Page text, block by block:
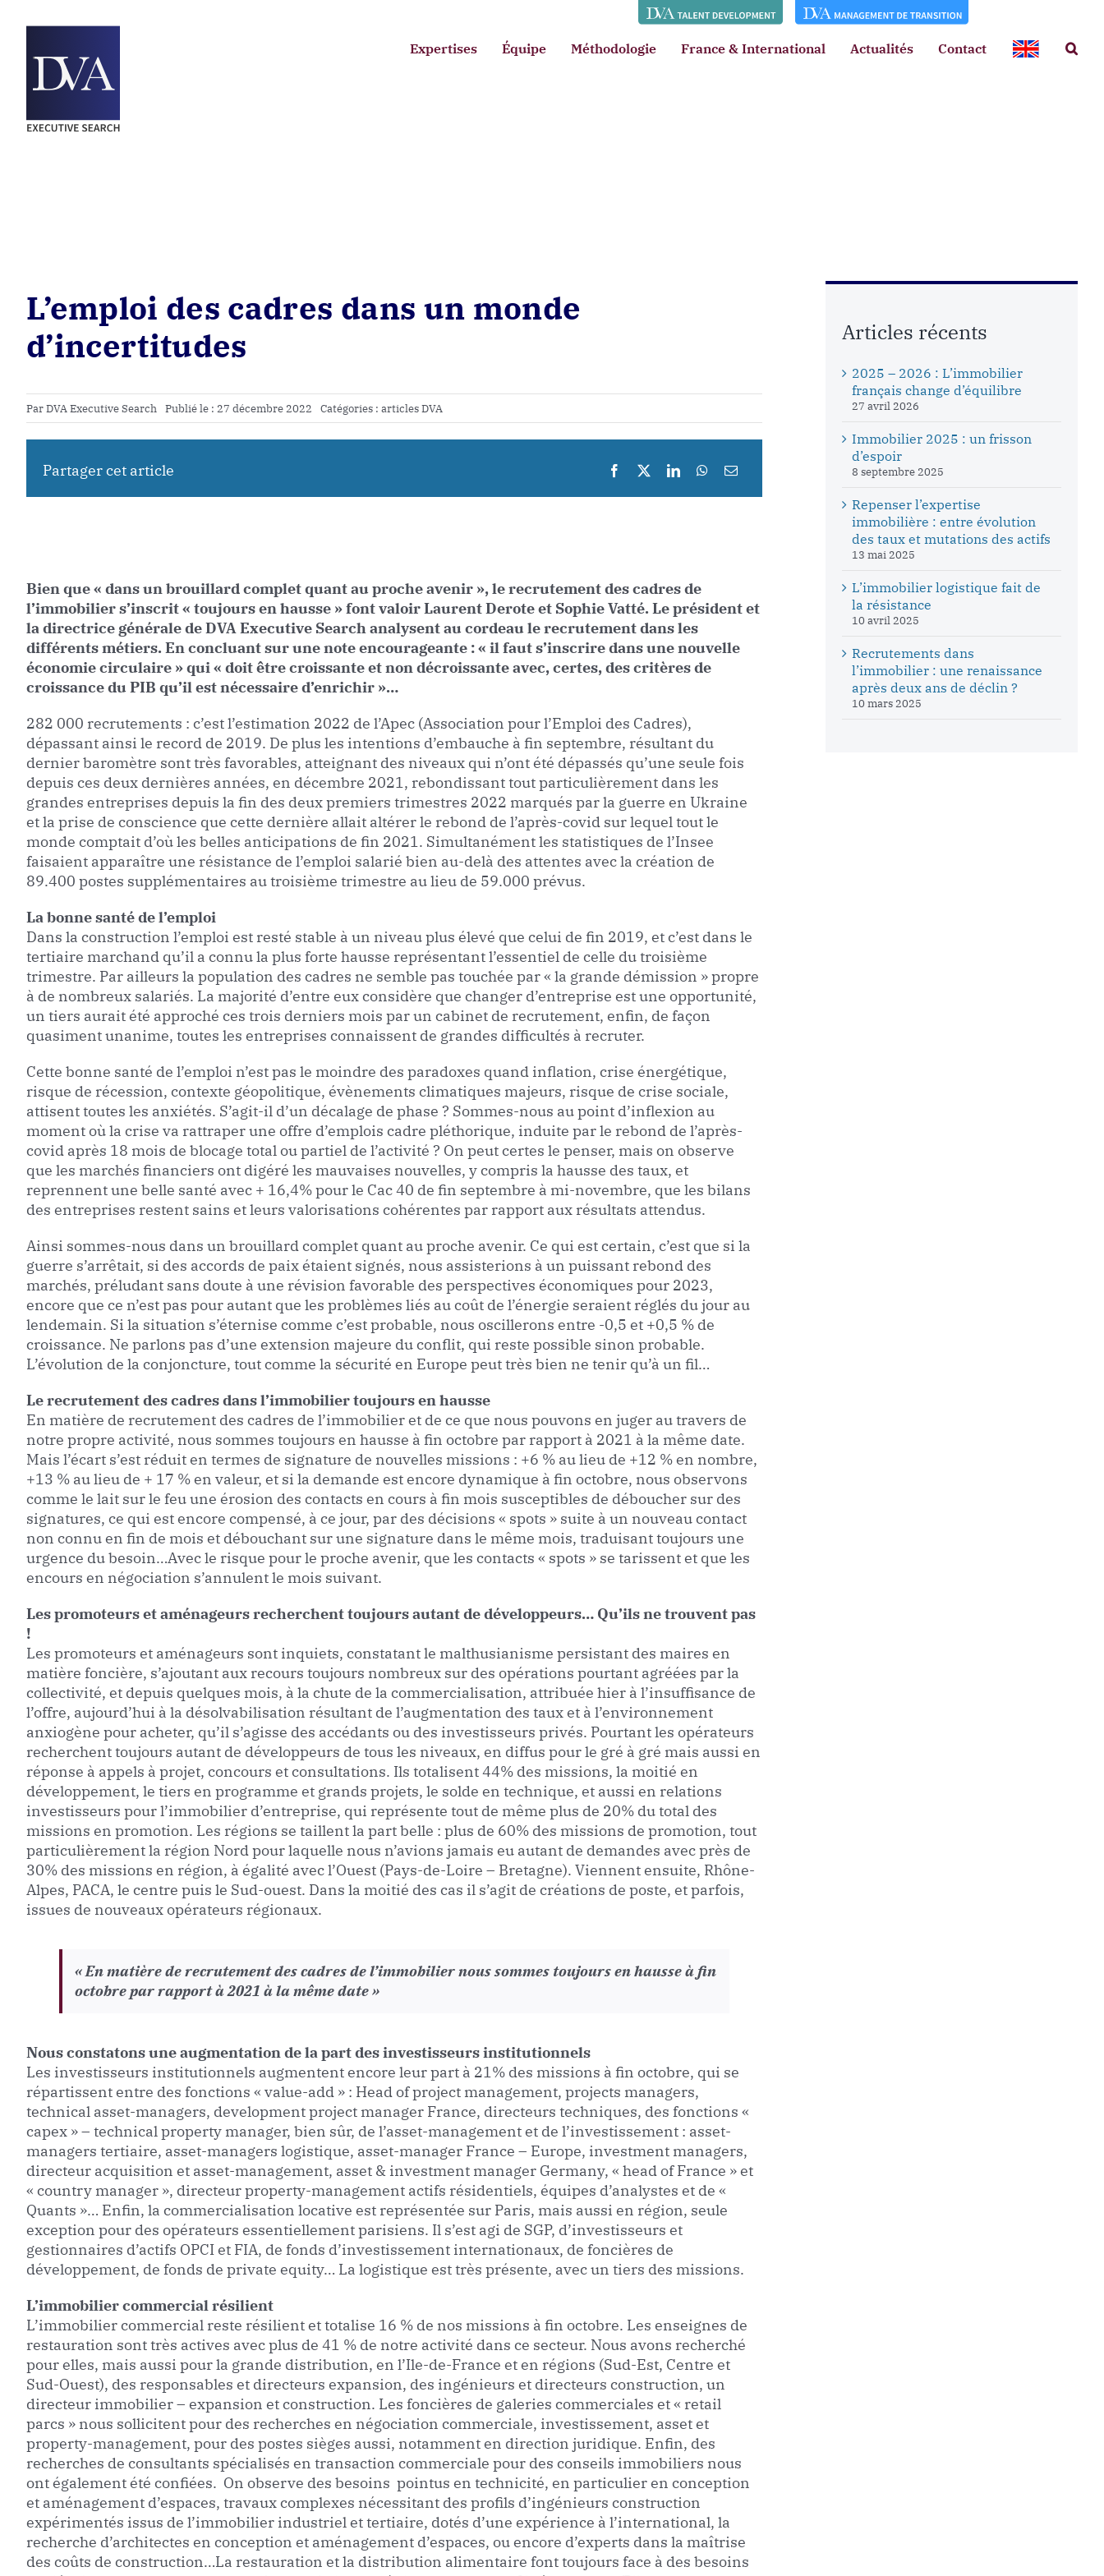
Expertises Équipe Méthodologie France & International Actualités Contact
L’emploi des cadres dans un monde
d’incertitudes
ParDVA Executive Search Publié le : 27 décembre 2022 Catégories : articles DVA
Partager cet article
Bien que « dans un brouillard complet quant au proche avenir », le recrutement des cadres de
l’immobilier s’inscrit « toujours en hausse » font valoir Laurent Derote et Sophie Vatté. Le président et
la directrice générale de DVA Executive Search analysent au cordeau le recrutement dans les
différents métiers. En concluant sur une note encourageante : « il faut s’inscrire dans une nouvelle
économie circulaire » qui « doit être croissante et non décroissante avec, certes, des critères de
croissance du PIB qu’il est nécessaire d’enrichir »…
282 000 recrutements : c’est l’estimation 2022 de l’Apec (Association pour l’Emploi des Cadres),
dépassant ainsi le record de 2019. De plus les intentions d’embauche à fin septembre, résultant du
dernier baromètre sont très favorables, atteignant des niveaux qui n’ont été dépassés qu’une seule fois
depuis ces deux dernières années, en décembre 2021, rebondissant tout particulièrement dans les
grandes entreprises depuis la fin des deux premiers trimestres 2022 marqués par la guerre en Ukraine
et la prise de conscience que cette dernière allait altérer le rebond de l’après-covid sur lequel tout le
monde comptait d’où les belles anticipations de fin 2021. Simultanément les statistiques de l’Insee
faisaient apparaître une résistance de l’emploi salarié bien au-delà des attentes avec la création de
89.400 postes supplémentaires au troisième trimestre au lieu de 59.000 prévus.
La bonne santé de l’emploi
Dans la construction l’emploi est resté stable à un niveau plus élevé que celui de fin 2019, et c’est dans le
tertiaire marchand qu’il a connu la plus forte hausse représentant l’essentiel de celle du troisième
trimestre. Par ailleurs la population des cadres ne semble pas touchée par « la grande démission » propre
à de nombreux salariés. La majorité d’entre eux considère que changer d’entreprise est une opportunité,
un tiers aurait été approché ces trois derniers mois par un cabinet de recrutement, enfin, de façon
quasiment unanime, toutes les entreprises connaissent de grandes difficultés à recruter.
Cette bonne santé de l’emploi n’est pas le moindre des paradoxes quand inflation, crise énergétique,
risque de récession, contexte géopolitique, évènements climatiques majeurs, risque de crise sociale,
attisent toutes les anxiétés. S’agit-il d’un décalage de phase ? Sommes-nous au point d’inflexion au
moment où la crise va rattraper une offre d’emplois cadre pléthorique, induite par le rebond de l’après-
covid après 18 mois de blocage total ou partiel de l’activité ? On peut certes le penser, mais on observe
que les marchés financiers ont digéré les mauvaises nouvelles, y compris la hausse des taux, et
reprennent une belle santé avec + 16,4% pour le Cac 40 de fin septembre à mi-novembre, que les bilans
des entreprises restent sains et leurs valorisations cohérentes par rapport aux résultats attendus.
Ainsi sommes-nous dans un brouillard complet quant au proche avenir. Ce qui est certain, c’est que si la
guerre s’arrêtait, si des accords de paix étaient signés, nous assisterions à un puissant rebond des
marchés, préludant sans doute à une révision favorable des perspectives économiques pour 2023,
encore que ce n’est pas pour autant que les problèmes liés au coût de l’énergie seraient réglés du jour au
lendemain. Si la situation s’éternise comme c’est probable, nous oscillerons entre -0,5 et +0,5 % de
croissance. Ne parlons pas d’une extension majeure du conflit, qui reste possible sinon probable.
L’évolution de la conjoncture, tout comme la sécurité en Europe peut très bien ne tenir qu’à un fil…
Le recrutement des cadres dans l’immobilier toujours en hausse
En matière de recrutement des cadres de l’immobilier et de ce que nous pouvons en juger au travers de
notre propre activité, nous sommes toujours en hausse à fin octobre par rapport à 2021 à la même date.
Mais l’écart s’est réduit en termes de signature de nouvelles missions : +6 % au lieu de +12 % en nombre,
+13 % au lieu de + 17 % en valeur, et si la demande est encore dynamique à fin octobre, nous observons
comme le lait sur le feu une érosion des contacts en cours à fin mois susceptibles de déboucher sur des
signatures, ce qui est encore compensé, à ce jour, par des décisions « spots » suite à un nouveau contact
non connu en fin de mois et débouchant sur une signature dans le même mois, traduisant toujours une
urgence du besoin…Avec le risque pour le proche avenir, que les contacts « spots » se tarissent et que les
encours en négociation s’annulent le mois suivant.
Les promoteurs et aménageurs recherchent toujours autant de développeurs… Qu’ils ne trouvent pas
!
Les promoteurs et aménageurs sont inquiets, constatant le malthusianisme persistant des maires en
matière foncière, s’ajoutant aux recours toujours nombreux sur des opérations pourtant agréées par la
collectivité, et depuis quelques mois, à la chute de la commercialisation, attribuée hier à l’insuffisance de
l’offre, aujourd’hui à la désolvabilisation résultant de l’augmentation des taux et à l’environnement
anxiogène pour acheter, qu’il s’agisse des accédants ou des investisseurs privés. Pourtant les opérateurs
recherchent toujours autant de développeurs de tous les niveaux, en diffus pour le gré à gré mais aussi en
réponse à appels à projet, concours et consultations. Ils totalisent 44% des missions, la moitié en
développement, le tiers en programme et grands projets, le solde en technique, et aussi en relations
investisseurs pour l’immobilier d’entreprise, qui représente tout de même plus de 20% du total des
missions en promotion. Les régions se taillent la part belle : plus de 60% des missions de promotion, tout
particulièrement la région Nord pour laquelle nous n’avions jamais eu autant de demandes avec près de
30% des missions en région, à égalité avec l’Ouest (Pays-de-Loire – Bretagne). Viennent ensuite, Rhône-
Alpes, PACA, le centre puis le Sud-ouest. Dans la moitié des cas il s’agit de créations de poste, et parfois,
issues de nouveaux opérateurs régionaux.
« En matière de recrutement des cadres de l’immobilier nous sommes toujours en hausse à fin
octobre par rapport à 2021 à la même date »
Nous constatons une augmentation de la part des investisseurs institutionnels
Les investisseurs institutionnels augmentent encore leur part à 21% des missions à fin octobre, qui se
répartissent entre des fonctions « value-add » : Head of project management, projects managers,
technical asset-managers, development project manager France, directeurs techniques, des fonctions «
capex » – technical property manager, bien sûr, de l’asset-management et de l’investissement : asset-
managers tertiaire, asset-managers logistique, asset-manager France – Europe, investment managers,
directeur acquisition et asset-management, asset & investment manager Germany, « head of France » et
« country manager », directeur property-management actifs résidentiels, équipes d’analystes et de «
Quants »… Enfin, la commercialisation locative est représentée sur Paris, mais aussi en région, seule
exception pour des opérateurs essentiellement parisiens. Il s’est agi de SGP, d’investisseurs et
gestionnaires d’actifs OPCI et FIA, de fonds d’investissement internationaux, de foncières de
développement, de fonds de private equity… La logistique est très présente, avec un tiers des missions.
L’immobilier commercial résilient
L’immobilier commercial reste résilient et totalise 16 % de nos missions à fin octobre. Les enseignes de
restauration sont très actives avec plus de 41 % de notre activité dans ce secteur. Nous avons recherché
pour elles, mais aussi pour la grande distribution, en l’Ile-de-France et en régions (Sud-Est, Centre et
Sud-Ouest), des responsables et directeurs expansion, des ingénieurs et directeurs construction, un
directeur immobilier – expansion et construction. Les foncières de galeries commerciales et « retail
parcs » nous sollicitent pour des recherches en négociation commerciale, investissement, asset et
property-management, pour des postes sièges aussi, notamment en direction juridique. Enfin, des
recherches de consultants spécialisés en transaction commerciale pour des conseils immobiliers nous
ont également été confiées. On observe des besoins pointus en technicité, en particulier en conception
et aménagement d’espaces, travaux complexes nécessitant des profils d’ingénieurs construction
expérimentés issus de l’immobilier industriel et tertiaire, dotés d’une expérience à l’international, la
recherche d’architectes en conception et aménagement d’espaces, ou encore d’experts dans la maîtrise
des coûts de construction…La restauration et la distribution alimentaire font toujours face à des besoins
Articles récents
2025 – 2026 : L’immobilier
français change d’équilibre
27 avril 2026
Immobilier 2025 : un frisson
d’espoir
8 septembre 2025
Repenser l’expertise
immobilière : entre évolution
des taux et mutations des actifs
13 mai 2025
L’immobilier logistique fait de
la résistance
10 avril 2025
Recrutements dans
l’immobilier : une renaissance
après deux ans de déclin ?
10 mars 2025